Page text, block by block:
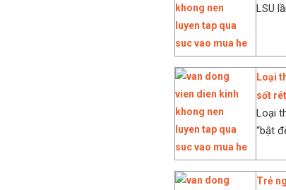
LSU
Loại
sốt rét
Loại
“bật
Trẻ